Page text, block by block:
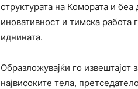
структурата на Комората и
иновативност и тимска
иднината.
Образложувајќи го
највисоките тела,